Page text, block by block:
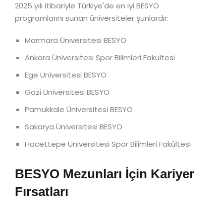
2025 yılı itibariyle Türkiye'de en iyi BESYO
programlarını sunan üniversiteler şunlardır:
Marmara Üniversitesi BESYO
Ankara Üniversitesi Spor Bilimleri Fakültesi
Ege Üniversitesi BESYO
Gazi Üniversitesi BESYO
Pamukkale Üniversitesi BESYO
Sakarya Üniversitesi BESYO
Hacettepe Üniversitesi Spor Bilimleri Fakültesi
BESYO Mezunları İçin Kariyer
Fırsatları